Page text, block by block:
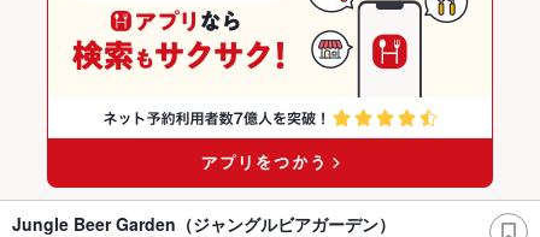
Jungle Beer Garden（ジャングルビアガーデン）